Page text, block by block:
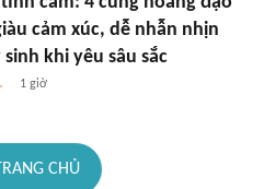
cảm xúc, dễ nhẫn nhịn
sinh khi yêu sâu sắc
1 giờ
CHỦ